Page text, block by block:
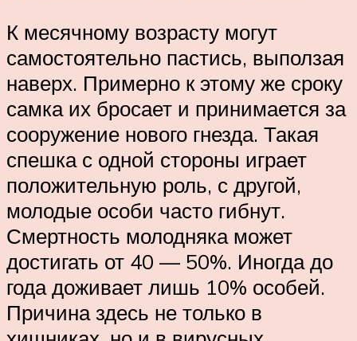
К месячному возрасту могут
самостоятельно пастись, выползая
наверх. Примерно к этому же сроку
самка их бросает и принима­ется за
сооружение нового гнезда. Такая
спешка с одной стороны играет
положительную роль, с другой,
молодые особи часто гибнут.
Смертность молодняка может
достигать от 40 — 50%. Иногда до
года доживает лишь 10% особей.
Причина здесь не только в